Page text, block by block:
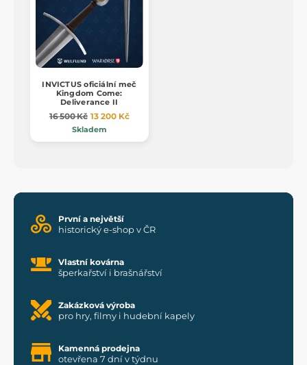
INVICTUS oficiální meč
Kingdom Come:
Deliverance II
16 500 Kč 13 200 Kč
Skladem
První a největší
historický e-shop v ČR
Vlastní kovárna
šperkařství i brašnářství
Zakázková výroba
pro hry, filmy i hudební kapely
Kamenná prodejna
otevřena 7 dní v týdnu